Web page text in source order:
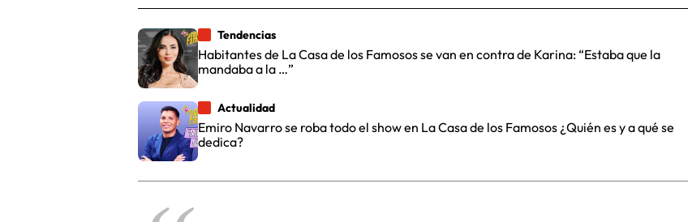
Tendencias
Habitantes de La Casa de los Famosos se van en contra de Karina: “Estaba que la
mandaba a la …”
Actualidad
Emiro Navarro se roba todo el show en La Casa de los Famosos ¿Quién es y a qué se
dedica?